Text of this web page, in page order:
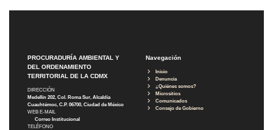
PROCURADURÍA AMBIENTAL Y
DEL ORDENAMIENTO
TERRITORIAL DE LA CDMX
DIRECCIÓN
Medellín 202, Col. Roma Sur, Alcaldía
Cuauhtémoc, C.P. 06700, Ciudad de México
WEB E-MAIL
Correo Institucional
TELÉFONO
Navegación
Inicio
Denuncia
¿Quiénes somos?
Micrositios
Comunicados
Consejo de Gobierno